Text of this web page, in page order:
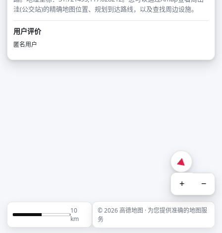
洼(公交站)的精确地图位置、规划到达路线，以及查找周边设施。
用户评价
匿名用户
+ −
10
km
© 2026 高德地图 · 为您提供准确的地图服
务